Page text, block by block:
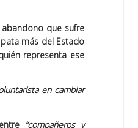
que sufre
más del Estado
representa ese
en cambiar
“compañeros y